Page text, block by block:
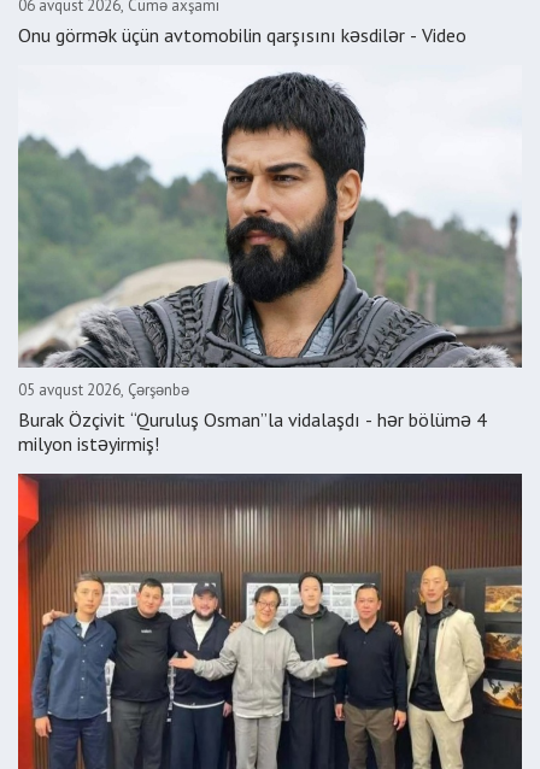
06 avqust 2026, Cümə axşamı
Onu görmək üçün avtomobilin qarşısını kəsdilər - Video
05 avqust 2026, Çərşənbə
Burak Özçivit “Quruluş Osman”la vidalaşdı - hər bölümə 4
milyon istəyirmiş!